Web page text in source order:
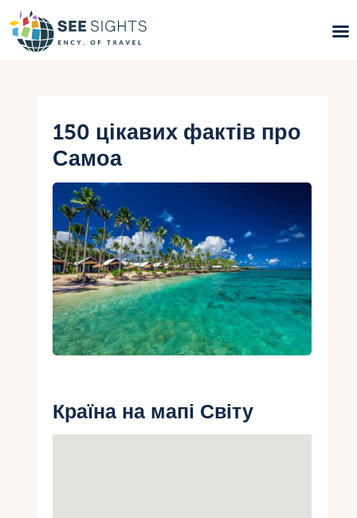
Гарячі тури
Типи Турів
Країни
Інфо
Блог
Контакти
150 цікавих фактів про
Самоа
Країна на мапі Світу